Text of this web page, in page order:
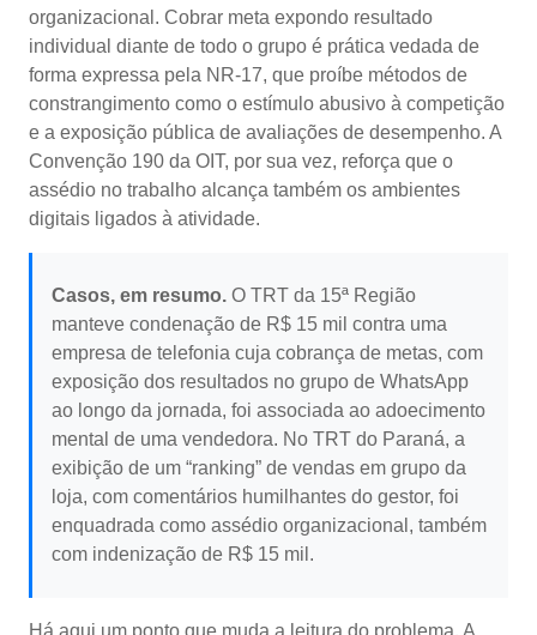
organizacional. Cobrar meta expondo resultado
individual diante de todo o grupo é prática vedada de
forma expressa pela NR-17, que proíbe métodos de
constrangimento como o estímulo abusivo à competição
e a exposição pública de avaliações de desempenho. A
Convenção 190 da OIT, por sua vez, reforça que o
assédio no trabalho alcança também os ambientes
digitais ligados à atividade.
Casos, em resumo. O TRT da 15ª Região
manteve condenação de R$ 15 mil contra uma
empresa de telefonia cuja cobrança de metas, com
exposição dos resultados no grupo de WhatsApp
ao longo da jornada, foi associada ao adoecimento
mental de uma vendedora. No TRT do Paraná, a
exibição de um “ranking” de vendas em grupo da
loja, com comentários humilhantes do gestor, foi
enquadrada como assédio organizacional, também
com indenização de R$ 15 mil.
Há aqui um ponto que muda a leitura do problema. A